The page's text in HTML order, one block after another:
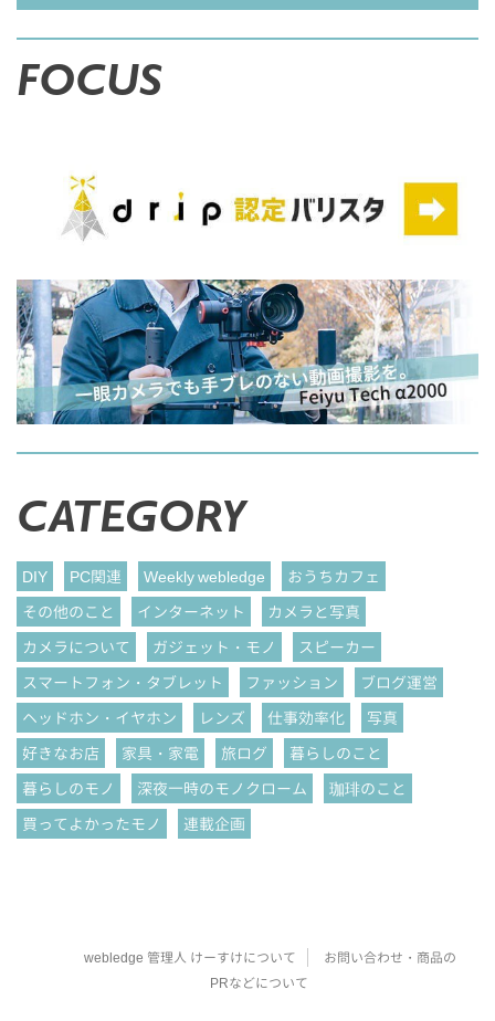
FOCUS
CATEGORY
DIY PC関連 Weekly webledge
おうちカフェ
その他のこと
インターネット
カメラと写真
カメラについて
ガジェット・モノ
スピーカー
スマートフォン・タブレット
ファッション
ブログ運営
ヘッドホン・イヤホン
レンズ 仕事効率化
写真
好きなお店
家具・家電 旅ログ
暮らしのこと
暮らしのモノ
深夜一時のモノクローム
珈琲のこと
買ってよかったモノ
連載企画
webledge 管理人 けーすけについて
お問い合わせ・商品の
PRなどについて